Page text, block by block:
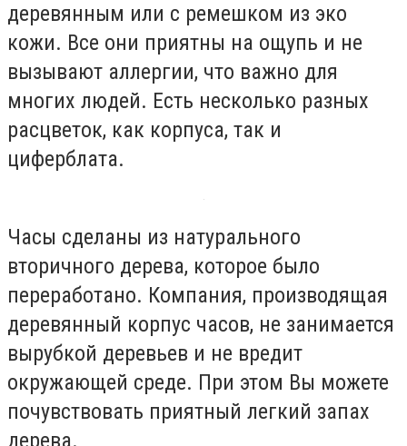
деревянным или с ремешком из эко
кожи. Все они приятны на ощупь и не
вызывают аллергии, что важно для
многих людей. Есть несколько разных
расцветок, как корпуса, так и
циферблата.
Часы сделаны из натурального
вторичного дерева, которое было
переработано. Компания, производящая
деревянный корпус часов, не занимается
вырубкой деревьев и не вредит
окружающей среде. При этом Вы можете
почувствовать приятный легкий запах
дерева.